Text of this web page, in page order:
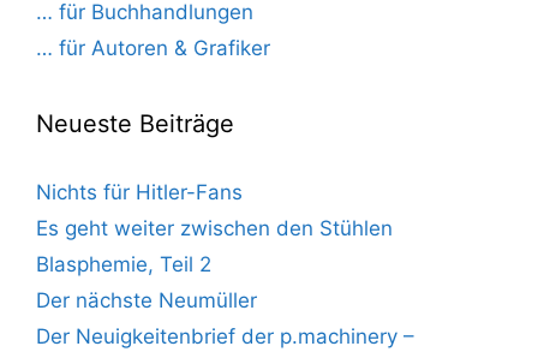
… für Buchhandlungen
… für Autoren & Grafiker
Neueste Beiträge
Nichts für Hitler-Fans
Es geht weiter zwischen den Stühlen
Blasphemie, Teil 2
Der nächste Neumüller
Der Neuigkeitenbrief der p.machinery –